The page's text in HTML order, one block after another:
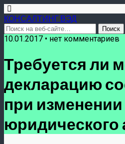
КОНСАЛТИНГ ВЭД
10.01.2017 • нет комментариев
Требуется ли
декларацию
при изменении
юридического